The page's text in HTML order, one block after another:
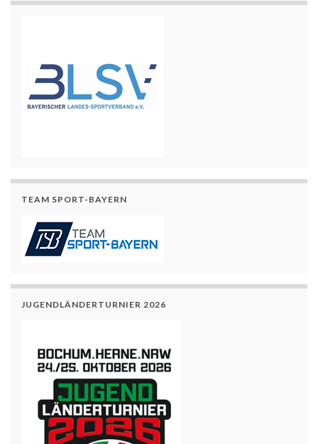
TEAM SPORT-BAYERN
JUGENDLÄNDERTURNIER 2026